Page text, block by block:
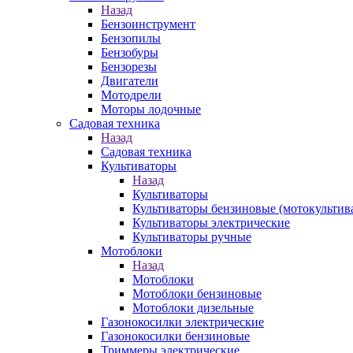
Назад
Бензоинструмент
Бензопилы
Бензобуры
Бензорезы
Двигатели
Мотодрели
Моторы лодочные
Садовая техника
Назад
Садовая техника
Культиваторы
Назад
Культиваторы
Культиваторы бензиновые
Культиваторы электрические
Культиваторы ручные
Мотоблоки
Назад
Мотоблоки
Мотоблоки бензиновые
Мотоблоки дизельные
Газонокосилки электрические
Газонокосилки бензиновые
Триммеры электрические